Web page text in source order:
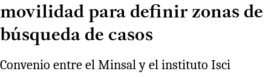
movilidad para definir zonas de
búsqueda de casos
Convenio entre el Minsal y el instituto Isci